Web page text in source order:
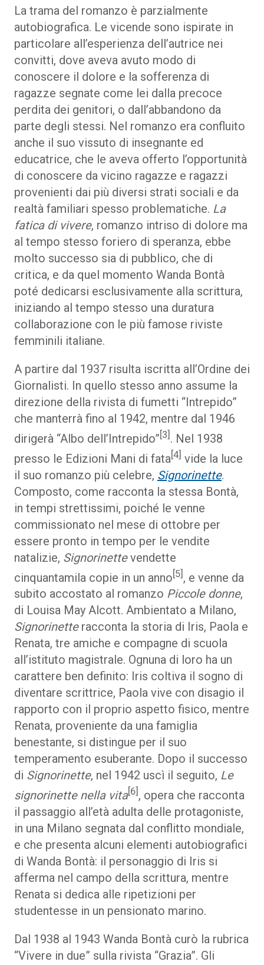
La trama del romanzo è parzialmente
autobiografica. Le vicende sono ispirate in
particolare all’esperienza dell’autrice nei
convitti, dove aveva avuto modo di
conoscere il dolore e la sofferenza di
ragazze segnate come lei dalla precoce
perdita dei genitori, o dall’abbandono da
parte degli stessi. Nel romanzo era confluito
anche il suo vissuto di insegnante ed
educatrice, che le aveva offerto l’opportunità
di conoscere da vicino ragazze e ragazzi
provenienti dai più diversi strati sociali e da
realtà familiari spesso problematiche. La
fatica di vivere, romanzo intriso di dolore ma
al tempo stesso foriero di speranza, ebbe
molto successo sia di pubblico, che di
critica, e da quel momento Wanda Bontà
poté dedicarsi esclusivamente alla scrittura,
iniziando al tempo stesso una duratura
collaborazione con le più famose riviste
femminili italiane.
A partire dal 1937 risulta iscritta all’Ordine dei
Giornalisti. In quello stesso anno assume la
direzione della rivista di fumetti “Intrepido”
che manterrà fino al 1942, mentre dal 1946
dirigerà “Albo dell’Intrepido” [3] . Nel 1938
presso le Edizioni Mani di fata [4] vide la luce
il suo romanzo più celebre, Signorinette.
Composto, come racconta la stessa Bontà,
in tempi strettissimi, poiché le venne
commissionato nel mese di ottobre per
essere pronto in tempo per le vendite
natalizie, Signorinettevendette
cinquantamila copie in un anno [5] , e venne da
subito accostato al romanzo Piccole donne,
di Louisa May Alcott. Ambientato a Milano,
Signorinetteracconta la storia di Iris, Paola e
Renata, tre amiche e compagne di scuola
all’istituto magistrale. Ognuna di loro ha un
carattere ben definito: Iris coltiva il sogno di
diventare scrittrice, Paola vive con disagio il
rapporto con il proprio aspetto fisico, mentre
Renata, proveniente da una famiglia
benestante, si distingue per il suo
temperamento esuberante. Dopo il successo
di Signorinette, nel 1942 uscì il seguito, Le
signorinette nella vita[6] , opera che racconta
il passaggio all’età adulta delle protagoniste,
in una Milano segnata dal conflitto mondiale,
e che presenta alcuni elementi autobiografici
di Wanda Bontà: il personaggio di Iris si
afferma nel campo della scrittura, mentre
Renata si dedica alle ripetizioni per
studentesse in un pensionato marino.
Dal 1938 al 1943 Wanda Bontà curò la rubrica
“Vivere in due” sulla rivista “Grazia”. Gli